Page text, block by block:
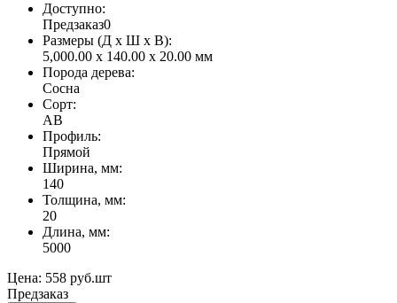
Доступно:
Предзаказ0
Размеры (Д x Ш x В):
5,000.00 x 140.00 x 20.00 мм
Порода дерева:
Сосна
Сорт:
AB
Профиль:
Прямой
Ширина, мм:
140
Толщина, мм:
20
Длина, мм:
5000
Цена: 558 руб.шт
Предзаказ